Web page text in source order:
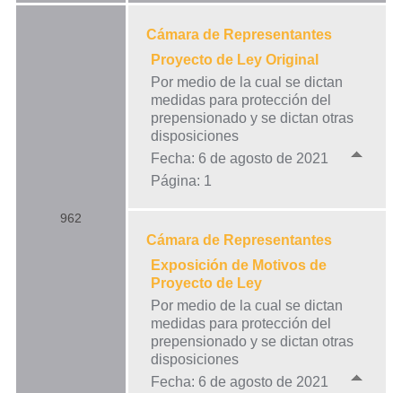
962
Cámara de Representantes
Proyecto de Ley Original
Por medio de la cual se dictan
medidas para protección del
prepensionado y se dictan otras
disposiciones
Fecha: 6 de agosto de 2021
Página: 1
Cámara de Representantes
Exposición de Motivos de
Proyecto de Ley
Por medio de la cual se dictan
medidas para protección del
prepensionado y se dictan otras
disposiciones
Fecha: 6 de agosto de 2021